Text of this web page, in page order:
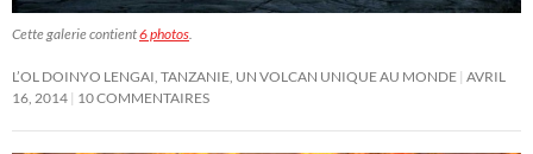
Cette galerie contient6 photos.
L’OL DOINYO LENGAI, TANZANIE, UN VOLCAN UNIQUE AU MONDE AVRIL
16, 2014 10 COMMENTAIRES